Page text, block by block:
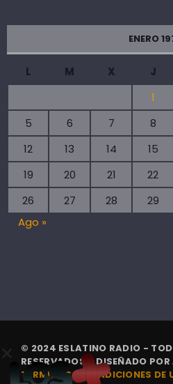
ENERO
L M X J
1
5
6 7 8
12
13 14 15
19
20 21 22
26
27 28 29
Ago »
© 2024 ESLATINO RADIO -
RESERVADOS. | DISEÑADO POR
TÉRMINOS Y CONDICIONES DE